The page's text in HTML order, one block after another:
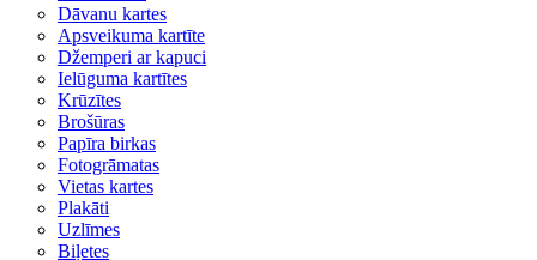
Dāvanu kartes
Apsveikuma kartīte
Džemperi ar kapuci
Ielūguma kartītes
Krūzītes
Brošūras
Papīra birkas
Fotogrāmatas
Vietas kartes
Plakāti
Uzlīmes
Biļetes